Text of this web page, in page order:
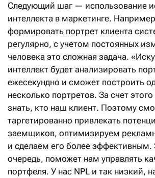
Следующий шаг — использование
интеллекта в маркетинге.
формировать портрет клиента
регулярно, с учетом постоянных
человека это сложная задача.
интеллект будет анализировать
ежесекундно и сможет построить
несколько портретов. За счет
знать, кто наш клиент. Поэтому
таргетированно привлекать
заемщиков, оптимизируем
и сделаем его более эффективным.
очередь, поможет нам управлять
портфеля. У нас NPL и так низкий,